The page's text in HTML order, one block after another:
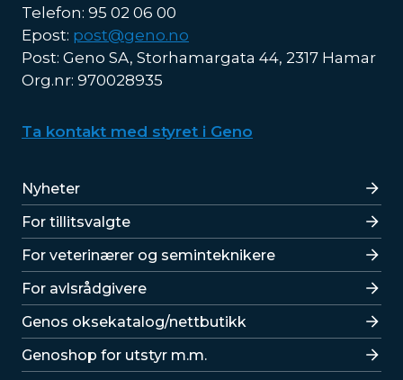
Telefon: 95 02 06 00
Epost: post@geno.no
Post: Geno SA, Storhamargata 44, 2317 Hamar
Org.nr: 970028935
Ta kontakt med styret i Geno
Lenker
Nyheter
For tillitsvalgte
For veterinærer og seminteknikere
For avlsrådgivere
Lenker
Genos oksekatalog/nettbutikk
Genoshop for utstyr m.m.